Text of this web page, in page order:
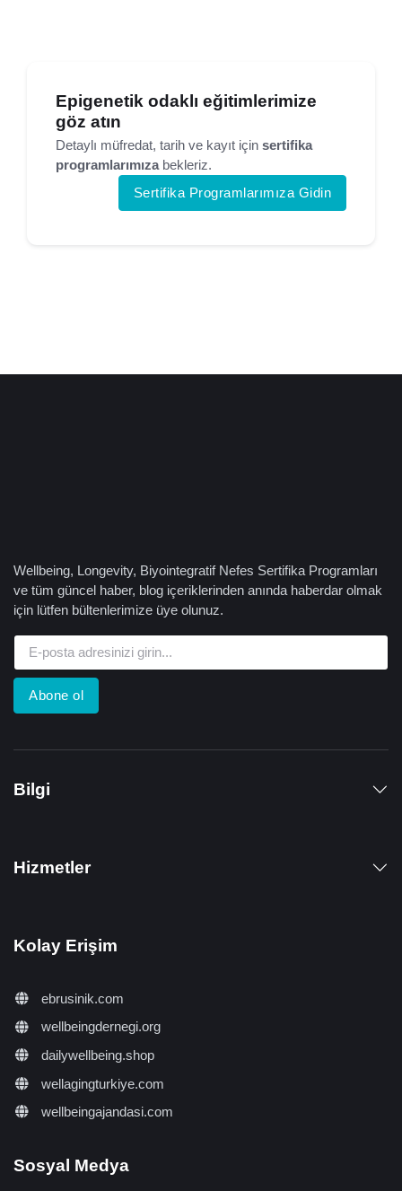
Epigenetik odaklı eğitimlerimize
göz atın
Detaylı müfredat, tarih ve kayıt için sertifika
programlarımızabekleriz.
Sertifika Programlarımıza Gidin
Wellbeing, Longevity, Biyointegratif Nefes Sertifika Programları
ve tüm güncel haber, blog içeriklerinden anında haberdar olmak
için lütfen bültenlerimize üye olunuz.
Abone ol
Bilgi
Hizmetler
Kolay Erişim
ebrusinik.com
wellbeingdernegi.org
dailywellbeing.shop
wellagingturkiye.com
wellbeingajandasi.com
Sosyal Medya